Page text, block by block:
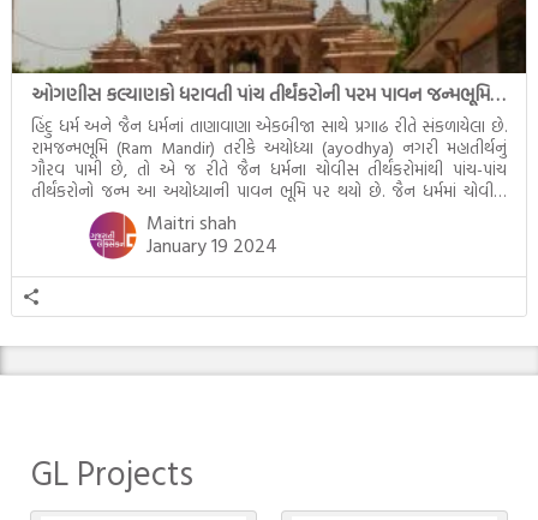
ઓગણીસ કલ્યાણકો ધરાવતી પાંચ તીર્થંકરોની પરમ પાવન જન્મભૂમિ – અયોધ્યા (Ayodhya)
હિંદુ ધર્મ અને જૈન ધર્મનાં તાણાવાણા એકબીજા સાથે પ્રગાઢ રીતે સંકળાયેલા છે.
રામજન્મભૂમિ (Ram Mandir) તરીકે અયોધ્યા (ayodhya) નગરી મહાતીર્થનું
ગૌરવ પામી છે, તો એ જ રીતે જૈન ધર્મના ચોવીસ તીર્થંકરોમાંથી પાંચ-પાંચ
તીર્થંકરોનો જન્મ આ અયોધ્યાની પાવન ભૂમિ પર થયો છે. જૈન ધર્મમાં ચોવીસ
તીર્થંકરોમાંથી પાંચ-પાંચ તીર્થંકરોનાં કલ્યાણકો અહીં આવ્યાં છે. દરેક તીર્થંકરના
જીવનની ચ્યવન(માતાના […]
Maitri shah
January 19 2024
GL Projects